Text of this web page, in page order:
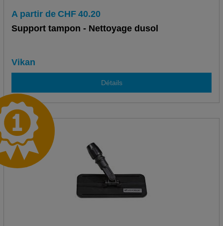
A partir de CHF 40.20
Support tampon - Nettoyage dusol
Vikan
Détails